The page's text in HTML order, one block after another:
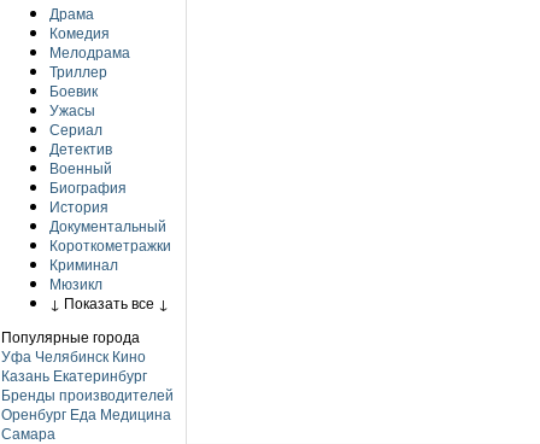
Драма
Комедия
Мелодрама
Триллер
Боевик
Ужасы
Сериал
Детектив
Военный
Биография
История
Документальный
Короткометражки
Криминал
Мюзикл
↓ Показать все ↓
Популярные города
Уфа Челябинск Кино
Казань Екатеринбург
Бренды производителей
Оренбург Еда Медицина
Самара